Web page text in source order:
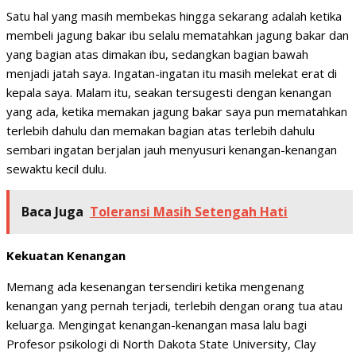
Satu hal yang masih membekas hingga sekarang adalah ketika
membeli jagung bakar ibu selalu mematahkan jagung bakar dan
yang bagian atas dimakan ibu, sedangkan bagian bawah
menjadi jatah saya. Ingatan-ingatan itu masih melekat erat di
kepala saya. Malam itu, seakan tersugesti dengan kenangan
yang ada, ketika memakan jagung bakar saya pun mematahkan
terlebih dahulu dan memakan bagian atas terlebih dahulu
sembari ingatan berjalan jauh menyusuri kenangan-kenangan
sewaktu kecil dulu.
Baca Juga Toleransi Masih Setengah Hati
Kekuatan Kenangan
Memang ada kesenangan tersendiri ketika mengenang
kenangan yang pernah terjadi, terlebih dengan orang tua atau
keluarga. Mengingat kenangan-kenangan masa lalu bagi
Profesor psikologi di North Dakota State University, Clay